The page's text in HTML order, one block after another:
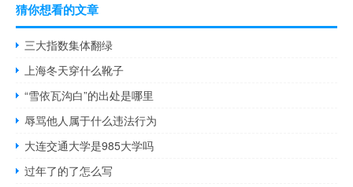
猜你想看的文章
三大指数集体翻绿
上海冬天穿什么靴子
“雪依瓦沟白”的出处是哪里
辱骂他人属于什么违法行为
大连交通大学是985大学吗
过年了的了怎么写